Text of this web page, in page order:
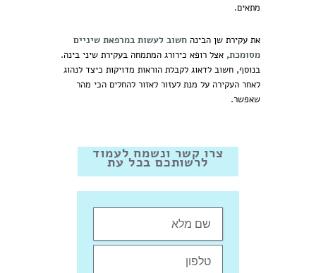
מתאים.
את עקירת שן הבינה חשוב לעשות במרפאת שיניים
מסומכת, אצל רופא כירורג המתמחה בעקירת שיני בינה.
בנוסף, חשוב לדאוג לקבלת הוראות מדויקות כיצד לנהוג
לאחר העקירה על מנת לעזור לאזור להחלים הכי מהר
שאפשר.
צרו קשר ונשמח לעמוד
לרשותכם בכל עת